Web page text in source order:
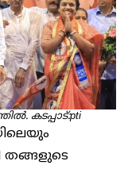
കടപ്പാട്:pti
തങ്ങളുടെ